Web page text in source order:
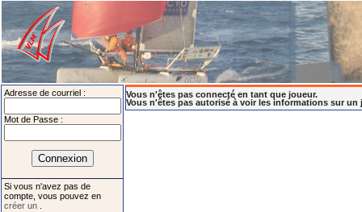
Adresse de courriel :
Mot de Passe :
Si vous n'avez pas de
compte, vous pouvez en
créer un
Vous n'êtes pas connecté en tant que joueur.
Vous n'êtes pas autorisé à voir les informations sur un